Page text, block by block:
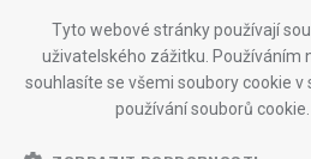
© 2025 PKS
Tyto webové stránky používají
uživatelského zážitku. Používáním
souhlasíte se všemi soubory cookie
používání souborů cookie.